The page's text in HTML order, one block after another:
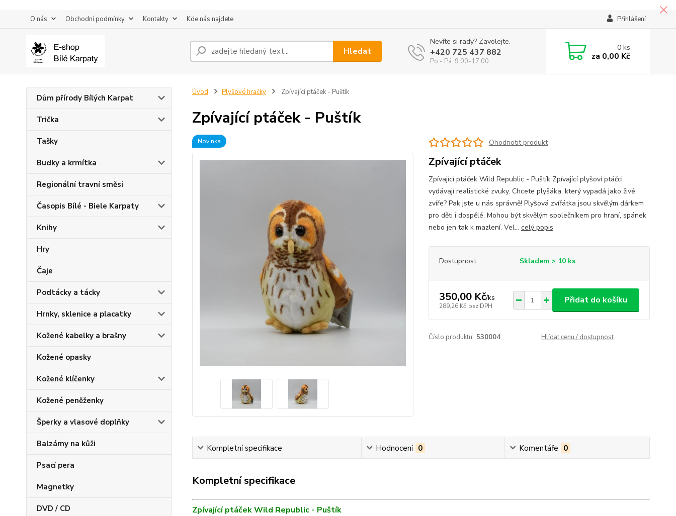
O nás Obchodní podmínky Kontakty Kde nás najdete Přihlášení
Hledat
Nevíte si rady? Zavolejte.
+420 725 437 882
Po - Pá: 9:00-17:00
0ks
za 0,00 Kč
Dům přírody Bílých Karpat
Trička
Tašky
Budky a krmítka
Regionální travní směsi
Časopis Bílé - Biele Karpaty
Knihy
Hry
Čaje
Podtácky a tácky
Hrnky, sklenice a placatky
Kožené kabelky a brašny
Kožené opasky
Kožené klíčenky
Kožené peněženky
Šperky a vlasové doplňky
Balzámy na kůži
Psací pera
Magnetky
DVD / CD
Úvod Plyšové hračky Zpívající ptáček - Puštík
Zpívající ptáček - Puštík
Novinka Ohodnotit produkt
Zpívající ptáček
Zpívající ptáček Wild Republic - Puštík Zpívající plyšoví ptáčci
vydávají realistické zvuky. Chcete plyšáka, který vypadá jako živé
zvíře? Pak jste u nás správně! Plyšová zvířátka jsou skvělým dárkem
pro děti i dospělé. Mohou být skvělým společníkem pro hraní, spánek
nebo jen tak k mazlení. Vel... celý popis
Dostupnost Skladem > 10 ks
350,00 Kč/ks
289,26 Kč bez DPH
Přidat do košíku
Číslo produktu: 530004 Hlídat cenu / dostupnost
Kompletní specifikace Hodnocení 0 Komentáře 0
Kompletní specifikace
Zpívající ptáček Wild Republic - Puštík